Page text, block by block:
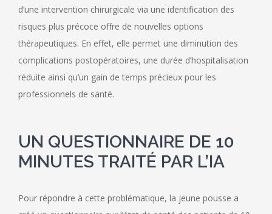
d’une intervention chirurgicale via une identification des
risques plus précoce offre de nouvelles options
thérapeutiques. En effet, elle permet une diminution des
complications postopératoires, une durée d’hospitalisation
réduite ainsi qu’un gain de temps précieux pour les
professionnels de santé.
UN QUESTIONNAIRE DE 10
MINUTES TRAITÉ PAR L’IA
Pour répondre à cette problématique, la jeune pousse a